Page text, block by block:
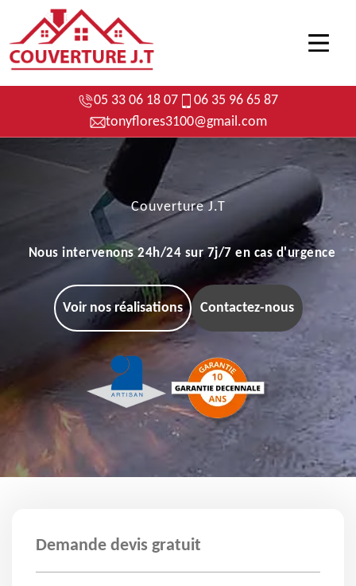
05 33 06 18 07
06 35 96 65 87
tonyflores3100@gmail.com
Couverture J.T
Nous intervenons 24h/24 sur 7j/7 en cas d'urgence
Voir nos réalisations Contactez-nous
Demande devis gratuit